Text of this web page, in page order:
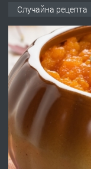
ПРЕДЛАГА
ПРЕДЛАГА
Случайна рецепта